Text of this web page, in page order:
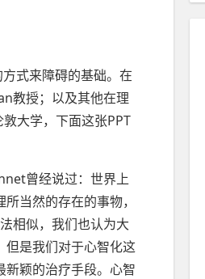
式来障碍的基础。在
教授；以及其他在理
大学，下面这张PPT
曾经说过：世界上
当然的存在的事物，
相似，我们也认为大
但是我们对于心智化这
颖的治疗手段。心智